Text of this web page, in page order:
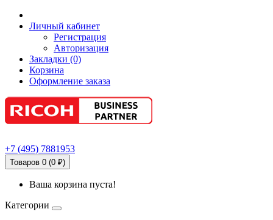
Личный кабинет
Регистрация
Авторизация
Закладки (0)
Корзина
Оформление заказа
+7 (495) 7881953
Товаров 0 (0 ₽)
Ваша корзина пуста!
Категории